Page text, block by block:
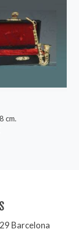
cm.
Barcelona